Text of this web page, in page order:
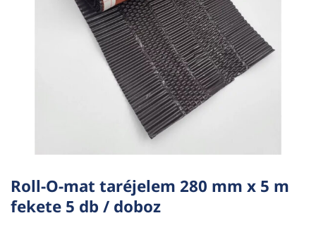
Roll-O-mat taréjelem 280 mm x 5 m
fekete 5 db / doboz